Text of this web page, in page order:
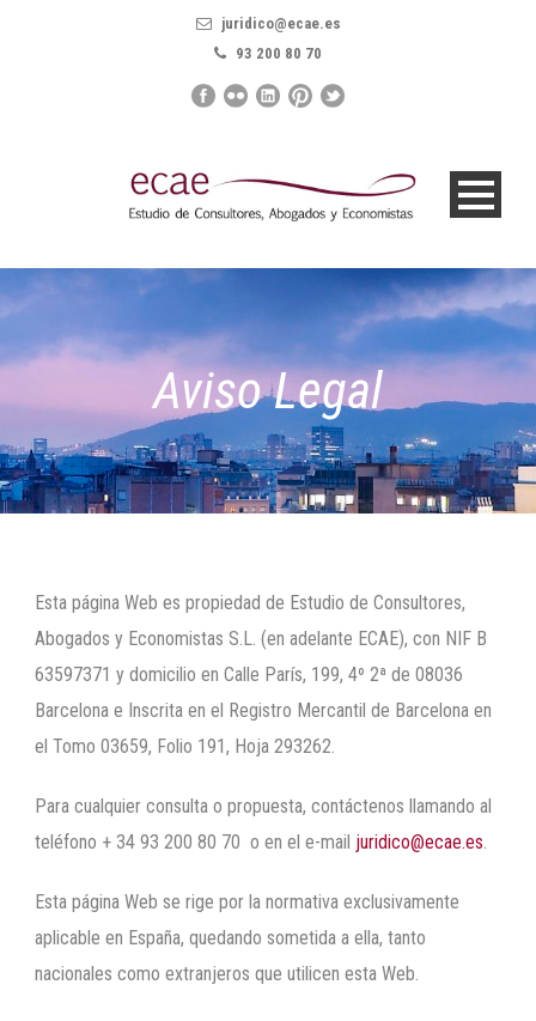
juridico@ecae.es
93 200 80 70
Aviso Legal
Esta página Web es propiedad de Estudio de Consultores,
Abogados y Economistas S.L. (en adelante ECAE), con NIF B
63597371 y domicilio en Calle París, 199, 4º 2ª de 08036
Barcelona e Inscrita en el Registro Mercantil de Barcelona en
el Tomo 03659, Folio 191, Hoja 293262.
Para cualquier consulta o propuesta, contáctenos llamando al
teléfono + 34 93 200 80 70 o en el e-mail juridico@ecae.es.
Esta página Web se rige por la normativa exclusivamente
aplicable en España, quedando sometida a ella, tanto
nacionales como extranjeros que utilicen esta Web.